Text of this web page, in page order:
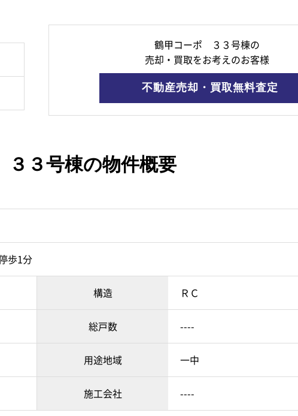
鶴甲コーポ ３３号棟の
売却・買取をお考えのお客様
不動産売却・買取無料査定
３号棟の物件概要
歩1分
構造 ＲＣ
総戸数 ----
用途地域 一中
施工会社 ----